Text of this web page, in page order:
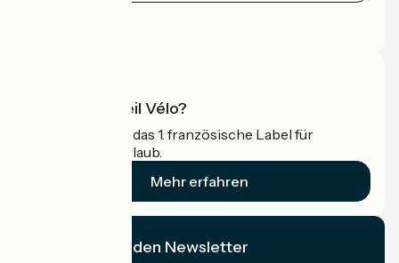
Was ist Accueil Vélo?
Accueil Vélo ist das 1. französische Label für
Radfahrer im Urlaub.
Mehr erfahren
Ich abonniere den Newsletter